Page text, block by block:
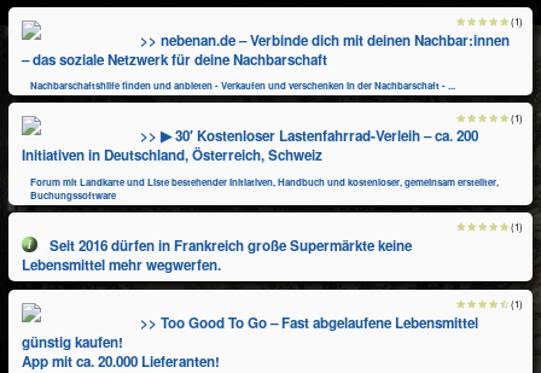
>> nebenan.de – Verbinde dich mit deinen Nachbar:innen
– das soziale Netzwerk für deine Nachbarschaft
Nachbarschaftshilfe finden und anbieten - Verkaufen und verschenken in der Nachbarschaft - ...
(1)
>> ▶ 30′ Kostenloser Lastenfahrrad-Verleih – ca. 200
Initiativen in Deutschland, Österreich, Schweiz
Forum mit Landkarte und Liste bestehender Initiativen, Handbuch und kostenloser, gemeinsam erstellter,
Buchungssoftware
(1)
Seit 2016 dürfen in Frankreich große Supermärkte keine
Lebensmittel mehr wegwerfen.
(1)
>> Too Good To Go – Fast abgelaufene Lebensmittel
günstig kaufen!
App mit ca. 20.000 Lieferanten!
(1)